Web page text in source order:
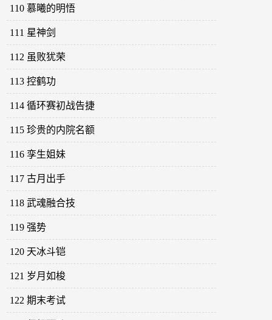
110 慕曦的明悟
111 星神剑
112 虽败犹荣
113 控鹤功
114 循环赛初战告捷
115 珍贵的内院名额
116 孪生姐妹
117 古月出手
118 武魂融合技
119 强势
120 天冰斗铠
121 岁月如梭
122 期末考试